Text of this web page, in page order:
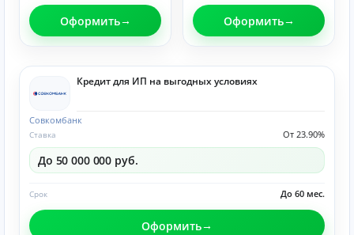
Оформить Оформить
Кредит для ИП на выгодных условиях
Совкомбанк
От 23.90%
Ставка
До 50 000 000 руб.
До 60 мес.
Срок
Оформить